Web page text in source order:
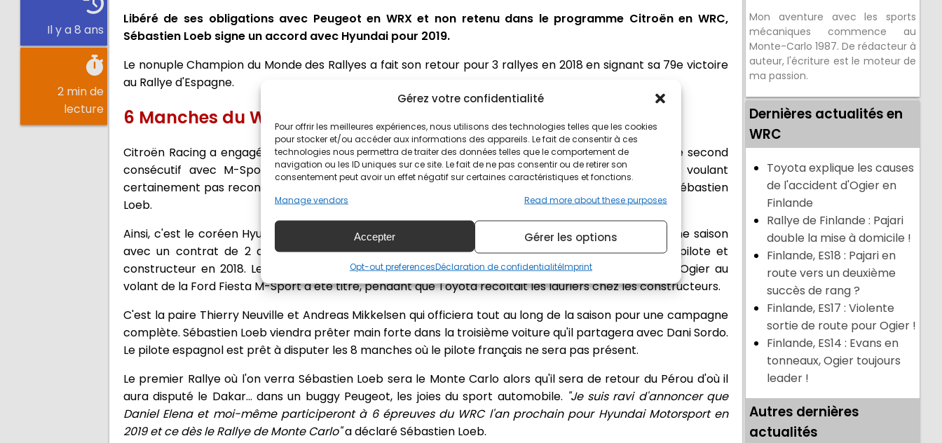
Gérez votre confidentialité
Pour offrir les meilleures expériences, nous utilisons des technologies telles que les cookies
pour stocker et/ou accéder aux informations des appareils. Le fait de consentir à ces
technologies nous permettra de traiter des données telles que le comportement de
navigation ou les ID uniques sur ce site. Le fait de ne pas consentir ou de retirer son
consentement peut avoir un effet négatif sur certaines caractéristiques et fonctions.
Manage vendors
Read more about these purposes
Accepter Gérer les options
Opt-out preferencesDéclaration de confidentialitéImprint
Il y a 8 ans
2 min de
lecture
Libéré de ses obligations avec Peugeot en WRX et non retenu dans le programme Citroën en WRC,
Sébastien Loeb signe un accord avec Hyundai pour 2019.
Le nonuple Champion du Monde des Rallyes a fait son retour pour 3 rallyes en 2018 en signant sa 79e victoire
au Rallye d'Espagne.
6 Manches du WRC en 2019
Citroën Racing a engagé Sébastien Ogier pour la saison 2019 après avoir décroché son 6e sacre, le second
consécutif avec M-Sport. Mais la perte du sponsor Abu Dhabi a restreint le budget et ne voulant
certainement pas reconduire un duo électrique, la marque aux chevrons n'avait rien à proposer à Sébastien
Loeb.
Ainsi, c'est le coréen Hyundai qui vient de signer le pilote français pour 6 manches pour la prochaine saison
avec un contrat de 2 ans. Une aide capitale pour Hyundai qui a échoué à décrocher le titre pilote et
constructeur en 2018. Le Championnat du Monde des Rallyes est très disputé puisque Sébastien Ogier au
volant de la Ford Fiesta M-Sport a été titré, pendant que Toyota récoltait les lauriers chez les constructeurs.
C'est la paire Thierry Neuville et Andreas Mikkelsen qui officiera tout au long de la saison pour une campagne
complète. Sébastien Loeb viendra prêter main forte dans la troisième voiture qu'il partagera avec Dani Sordo.
Le pilote espagnol est prêt à disputer les 8 manches où le pilote français ne sera pas présent.
Le premier Rallye où l'on verra Sébastien Loeb sera le Monte Carlo alors qu'il sera de retour du Pérou d'où il
aura disputé le Dakar... dans un buggy Peugeot, les joies du sport automobile. "Je suis ravi d'annoncer que
Daniel Elena et moi-même participeront à 6 épreuves du WRC l'an prochain pour Hyundai Motorsport en
2019 et ce dès le Rallye de Monte Carlo"a déclaré Sébastien Loeb.
Mon aventure avec les sports
mécaniques commence au
Monte-Carlo 1987. De rédacteur à
auteur, l'écriture est le moteur de
ma passion.
Dernières actualités en
WRC
Toyota explique les causes
de l'accident d'Ogier en
Finlande
Rallye de Finlande : Pajari
double la mise à domicile !
Finlande, ES18 : Pajari en
route vers un deuxième
succès de rang ?
Finlande, ES17 : Violente
sortie de route pour Ogier !
Finlande, ES14 : Evans en
tonneaux, Ogier toujours
leader !
Autres dernières
actualités